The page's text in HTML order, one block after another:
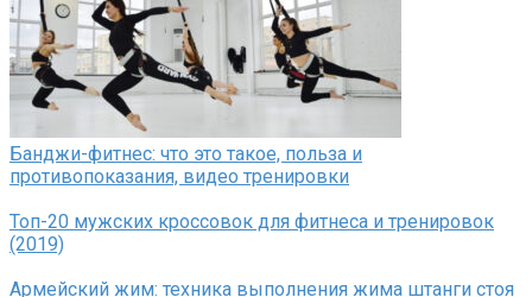
Банджи-фитнес: что это такое, польза и
противопоказания, видео тренировки
Топ-20 мужских кроссовок для фитнеса и тренировок
(2019)
Армейский жим: техника выполнения жима штанги стоя